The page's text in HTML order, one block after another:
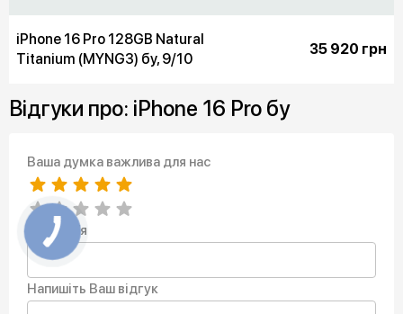
iPhone 16 Pro 128GB Natural
Titanium (MYNG3) бу, 9/10
35 920 грн
Відгуки про: iPhone 16 Pro бу
Ваша думка важлива для нас
Ваше Ім’я
Напишіть Ваш відгук